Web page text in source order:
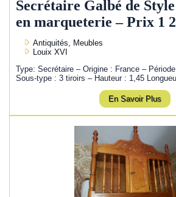
Secrétaire Galbé de
en marqueterie – Prix 1
Antiquités, Meubles
Louix XVI
Type: Secrétaire – Origine : France –
Sous-type : 3 tiroirs – Hauteur : 1,45
En Savoir Plus